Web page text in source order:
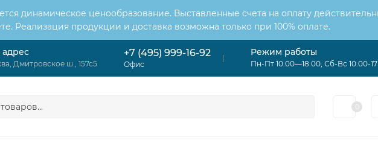
динамическое ценообразование. Выставленные счета на оплату
Реализация продукции и доставка возможна только при 100% оплате.
Дмитровское ш., 157с5
+7 (495) 999-16-92
Офис
Режим работы
Пн-Пт 10:00—18:00; Сб-Вс 10:00-